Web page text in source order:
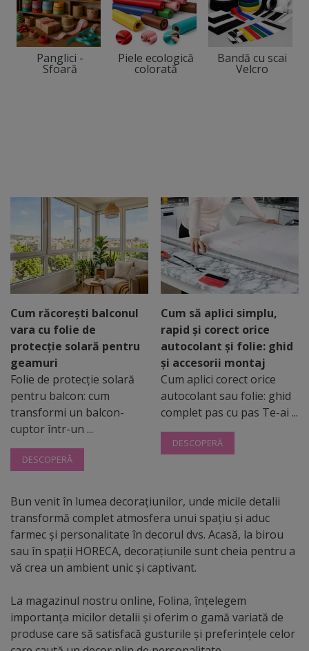
Panglici -
Sfoară
Piele ecologică
colorată
Bandă cu scai
Velcro
Cum răcorești balconul
vara cu folie de
protecție solară pentru
geamuri
Folie de protecție solară
pentru balcon: cum
transformi un balcon-
cuptor într-un ...
DESCOPERĂ
Cum să aplici simplu,
rapid și corect orice
autocolant și folie: ghid
și accesorii montaj
Cum aplici corect orice
autocolant sau folie: ghid
complet pas cu pas Te-ai ...
DESCOPERĂ
Bun venit în lumea decoraţiunilor, unde micile detalii
transformă complet atmosfera unui spațiu și aduc
farmec și personalitate în decorul dvs. Acasă, la birou
sau în spații HORECA, decoraţiunile sunt cheia pentru a
vă crea un ambient unic și captivant.
La magazinul nostru online, Folina, înțelegem
importanța micilor detalii și oferim o gamă variată de
produse care să satisfacă gusturile și preferințele celor